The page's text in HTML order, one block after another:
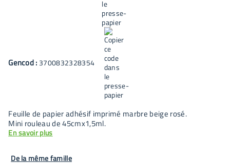
Gencod : 3700832328354
Feuille de papier adhésif imprimé marbre beige rosé.
Mini rouleau de 45cmx1,5ml.
En savoir plus
De la même famille